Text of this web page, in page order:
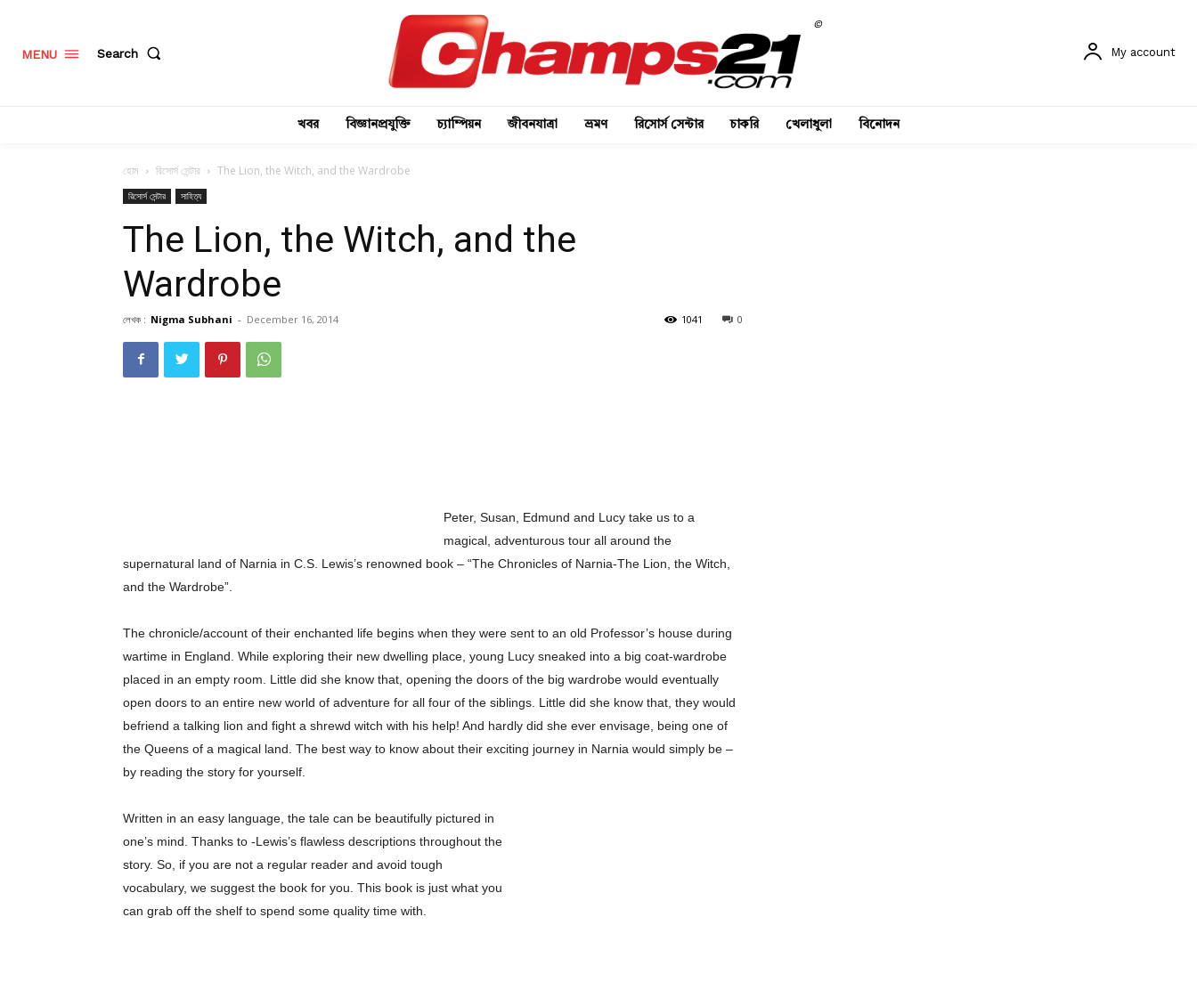
MENU Search
©
My account
খবর বিজ্ঞানপ্রযুক্তি চ্যাম্পিয়ন জীবনযাত্রা ভ্রমণ রিসোর্স সেন্টার চাকরি খেলাধুলা বিনোদন
হোম রিসোর্স সেন্টার The Lion, the Witch, and the Wardrobe
রিসোর্স সেন্টার সাহিত্য
The Lion, the Witch, and the
Wardrobe
লেখক : Nigma Subhani - December 16, 2014 0
1041
Peter, Susan, Edmund and Lucy take us to a
magical, adventurous tour all around the
supernatural land of Narnia in C.S. Lewis’s renowned book – “The Chronicles of Narnia-The Lion, the Witch,
and the Wardrobe”.
The chronicle/account of their enchanted life begins when they were sent to an old Professor’s house during
wartime in England. While exploring their new dwelling place, young Lucy sneaked into a big coat-wardrobe
placed in an empty room. Little did she know that, opening the doors of the big wardrobe would eventually
open doors to an entire new world of adventure for all four of the siblings. Little did she know that, they would
befriend a talking lion and fight a shrewd witch with his help! And hardly did she ever envisage, being one of
the Queens of a magical land. The best way to know about their exciting journey in Narnia would simply be –
by reading the story for yourself.
Written in an easy language, the tale can be beautifully pictured in
one’s mind. Thanks to -Lewis’s flawless descriptions throughout the
story. So, if you are not a regular reader and avoid tough
vocabulary, we suggest the book for you. This book is just what you
can grab off the shelf to spend some quality time with.